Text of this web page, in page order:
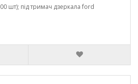
шт); під тримач дзеркала ford